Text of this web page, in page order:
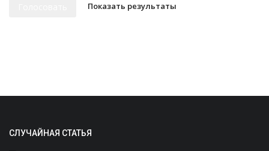
Показать результаты
СЛУЧАЙНАЯ СТАТЬЯ